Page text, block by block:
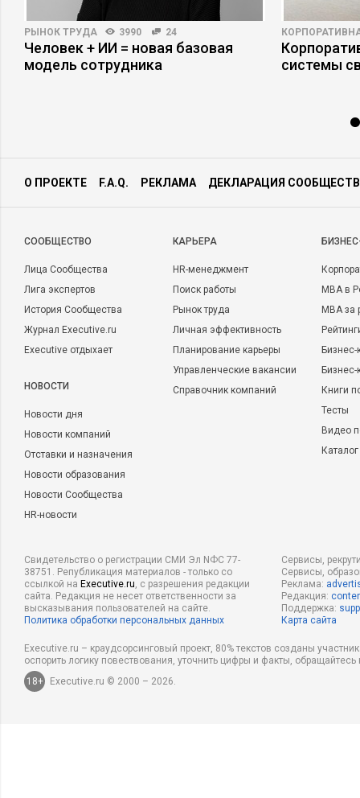
РЫНОК ТРУДА 3990 24
Человек + ИИ = новая базовая
модель сотрудника
системы
О ПРОЕКТЕ F.A.Q. РЕКЛАМА ДЕКЛАРАЦИЯ
CООБЩЕСТВО
Лица Сообщества
Лига экспертов
История Сообщества
Журнал Executive.ru
Executive отдыхает
НОВОСТИ
Новости дня
Новости компаний
Отставки и назначения
Новости образования
Новости Сообщества
HR-новости
КАРЬЕРА
HR-менеджмент
Поиск работы
Рынок труда
Личная эффективность
Планирование карьеры
Управленческие вакансии
Справочник компаний
MBA в
MBA
Бизнес-
Книги
Тесты
Видео
Свидетельство о регистрации СМИ Эл NФС 77-
38751. Републикация материалов - только со
ссылкой на Executive.ru, с разрешения редакции
сайта. Редакция не несет ответственности за
высказывания пользователей на сайте.
Политика обработки персональных данных
Сервисы,
Сервисы,
Реклама:
Редакция:
Поддержка:
Карта сайта
Executive.ru – краудсорсинговый проект, 80% текстов созданы
оспорить логику повествования, уточнить цифры и факты,
18+
Executive.ru © 2000 – 2026.